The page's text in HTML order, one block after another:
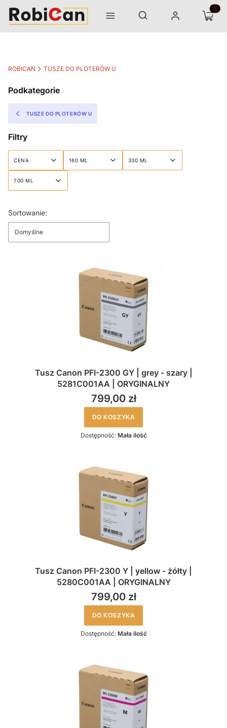
Menu Otwórz wyszukiwarkę
Szukaj Zaloguj się Koszyk
ROBICAN TUSZE DO PLOTERÓW U
Podkategorie
TUSZE DO PLOTERÓW U
Filtry
CENA 160 ML 330 ML
700 ML
Lista produktów
Sortowanie:
Domyślne
Tusz Canon PFI-2300 GY | grey - szary |
5281C001AA | ORYGINALNY
799,00 zł
DO KOSZYKA
Dostępność: Mała ilość
Tusz Canon PFI-2300 Y | yellow - żółty |
5280C001AA | ORYGINALNY
799,00 zł
DO KOSZYKA
Dostępność: Mała ilość